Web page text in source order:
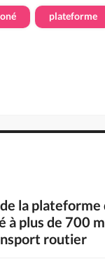
plateforme
la
plus de 700
routier